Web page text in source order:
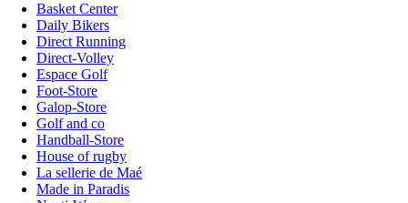
Basket Center
Daily Bikers
Direct Running
Direct-Volley
Espace Golf
Foot-Store
Galop-Store
Golf and co
Handball-Store
House of rugby
La sellerie de Maé
Made in Paradis